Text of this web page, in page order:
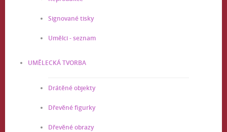
Signované tisky
Umělci - seznam
UMĚLECKÁ TVORBA
Drátěné objekty
Dřevěné figurky
Dřevěné obrazy